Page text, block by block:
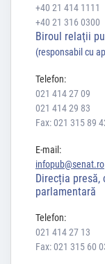
+40 21 414 1111
+40 21 316 0300
Biroul relaţii
(responsabil cu
Telefon:
021 414 27 09
021 414 29 83
Fax: 021 315 89
E-mail:
infopub@senat.ro
Direcția
parlamentară
Telefon:
021 414 27 13
Fax: 021 315 60